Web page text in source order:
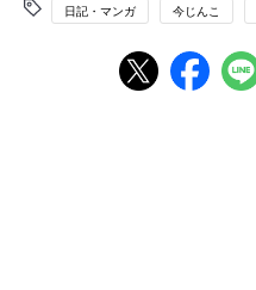
日記・マンガ 今じんこ